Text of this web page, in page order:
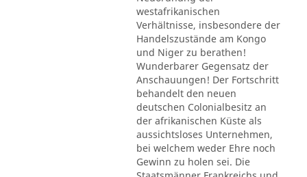
westafrikanischen
Verhältnisse, insbesondere der
Handelszustände am Kongo
und Niger zu berathen!
Wunderbarer Gegensatz der
Anschauungen! Der Fortschritt
behandelt den neuen
deutschen Colonialbesitz an
der afrikanischen Küste als
aussichtsloses Unternehmen,
bei welchem weder Ehre noch
Gewinn zu holen sei. Die